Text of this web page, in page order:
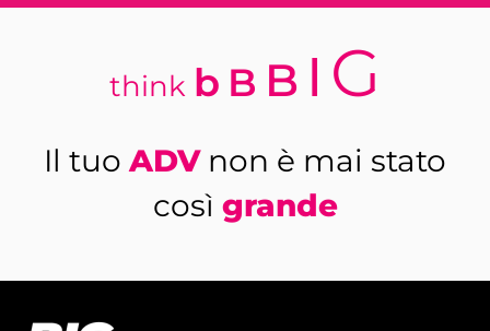
think b B B I G
Il tuo ADV non è mai stato
così grande